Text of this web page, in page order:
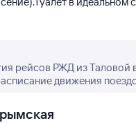
рейсов РЖД из
движения